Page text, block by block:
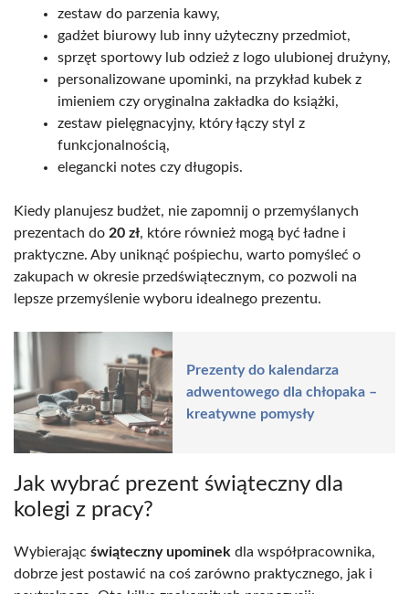
zestaw do parzenia kawy,
gadżet biurowy lub inny użyteczny przedmiot,
sprzęt sportowy lub odzież z logo ulubionej drużyny,
personalizowane upominki, na przykład kubek z
imieniem czy oryginalna zakładka do książki,
zestaw pielęgnacyjny, który łączy styl z
funkcjonalnością,
elegancki notes czy długopis.
Kiedy planujesz budżet, nie zapomnij o przemyślanych
prezentach do 20 zł, które również mogą być ładne i
praktyczne. Aby uniknąć pośpiechu, warto pomyśleć o
zakupach w okresie przedświątecznym, co pozwoli na
lepsze przemyślenie wyboru idealnego prezentu.
Prezenty do kalendarza
adwentowego dla chłopaka –
kreatywne pomysły
Jak wybrać prezent świąteczny dla
kolegi z pracy?
Wybierając świąteczny upominek dla współpracownika,
dobrze jest postawić na coś zarówno praktycznego, jak i